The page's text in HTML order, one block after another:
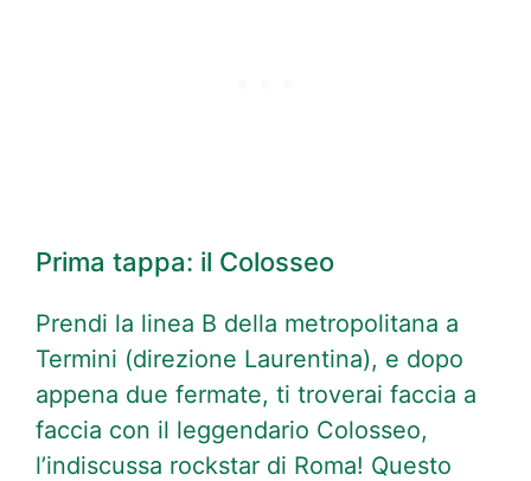
Prima tappa: il Colosseo
Prendi la linea B della metropolitana a
Termini (direzione Laurentina), e dopo
appena due fermate, ti troverai faccia a
faccia con il leggendario Colosseo,
l’indiscussa rockstar di Roma! Questo